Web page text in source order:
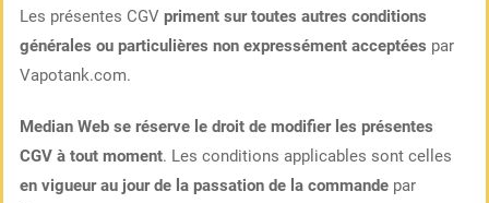
Les présentes CGV priment sur toutes autres conditions
générales ou particulières non expressément acceptées par
Vapotank.com.
Median Web se réserve le droit de modifier les présentes
CGV à tout moment. Les conditions applicables sont celles
en vigueur au jour de la passation de la commandepar